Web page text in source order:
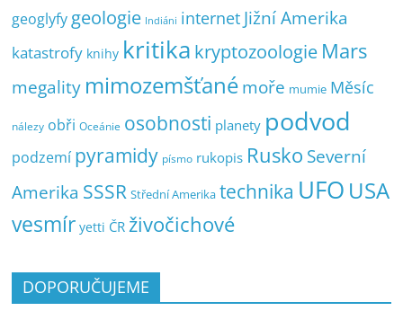
geoglyfy geologie Indiáni internet Jižní Amerika
katastrofy knihy kritika kryptozoologie Mars
megality mimozemšťanémoře mumie Měsíc
nálezy obři Oceánie osobnosti planety podvod
podzemí pyramidy písmo rukopis Rusko Severní
Amerika SSSR Střední Amerika technika UFO USA
vesmír yetti ČR živočichové
DOPORUČUJEME